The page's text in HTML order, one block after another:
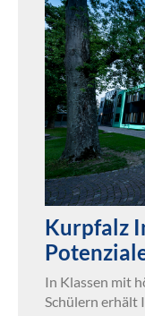
Kurpfalz
In Klassen mit
Schülern erhält